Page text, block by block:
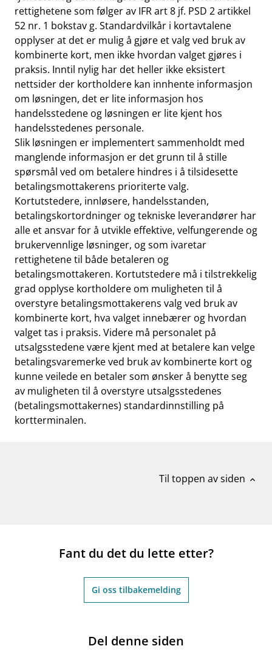
rettighetene som følger av IFR art 8 jf. PSD 2 artikkel
52 nr. 1 bokstav g. Standardvilkår i kortavtalene
opplyser at det er mulig å gjøre et valg ved bruk av
kombinerte kort, men ikke hvordan valget gjøres i
praksis. Inntil nylig har det heller ikke eksistert
nettsider der kortholdere kan innhente informasjon
om løsningen, det er lite informasjon hos
handelsstedene og løsningen er lite kjent hos
handelsstedenes personale.
Slik løsningen er implementert sammenholdt med
manglende informasjon er det grunn til å stille
spørsmål ved om betalere hindres i å tilsidesette
betalingsmottakerens prioriterte valg.
Kortutstedere, innløsere, handelsstanden,
betalingskortordninger og tekniske leverandører har
alle et ansvar for å utvikle effektive, velfungerende og
brukervennlige løsninger, og som ivaretar
rettighetene til både betaleren og
betalingsmottakeren. Kortutstedere må i tilstrekkelig
grad opplyse kortholdere om muligheten til å
overstyre betalingsmottakerens valg ved bruk av
kombinerte kort, hva valget innebærer og hvordan
valget tas i praksis. Videre må personalet på
utsalgsstedene være kjent med at betalere kan velge
betalingsvaremerke ved bruk av kombinerte kort og
kunne veilede en betaler som ønsker å benytte seg
av muligheten til å overstyre utsalgsstedenes
(betalingsmottakernes) standardinnstilling på
kortterminalen.
Til toppen av siden expand_less
Fant du det du lette etter?
Gi oss tilbakemelding
Del denne siden